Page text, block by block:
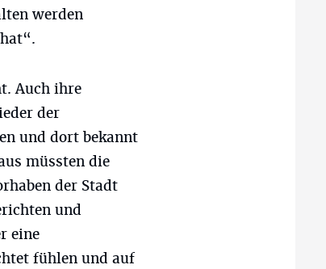
werden
Auch ihre
der
und dort bekannt
müssten die
der Stadt
und
eine
fühlen und auf